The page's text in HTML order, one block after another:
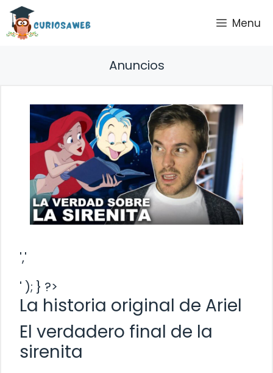
Saltar
contenido
Menu
Anuncios
','
' ); } ?>
La historia original de Ariel
El verdadero final de la
sirenita